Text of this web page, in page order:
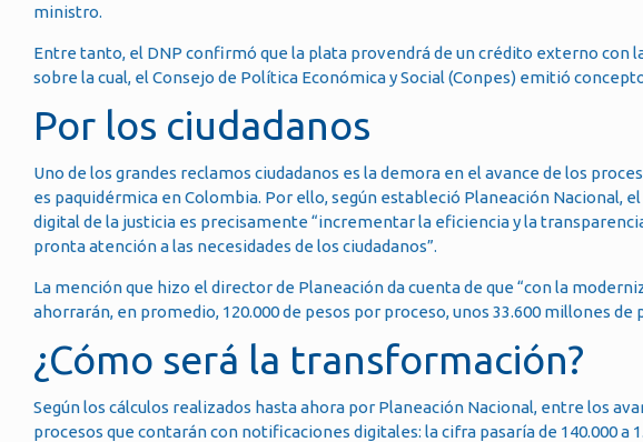
ministro.
Entre tanto, el DNP confirmó que la plata provendrá de un crédito externo con
sobre la cual, el Consejo de Política Económica y Social (Conpes) emitió
Por los ciudadanos
Uno de los grandes reclamos ciudadanos es la demora en el avance de los
es paquidérmica en Colombia. Por ello, según estableció Planeación
digital de la justicia es precisamente “incrementar la eficiencia y la
pronta atención a las necesidades de los ciudadanos”.
La mención que hizo el director de Planeación da cuenta de que “con la
ahorrarán, en promedio, 120.000 de pesos por proceso, unos 33.600 millones de
¿Cómo será la transformación?
Según los cálculos realizados hasta ahora por Planeación Nacional, entre los
procesos que contarán con notificaciones digitales: la cifra pasaría de 140.000 a